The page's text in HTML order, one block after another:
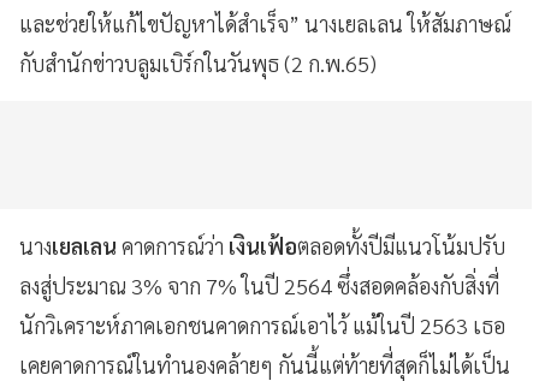
และช่วยให้แก้ไขปัญหาได้สำเร็จ” นางเยลเลน ให้สัมภาษณ์
กับสำนักข่าวบลูมเบิร์กในวันพุธ (2 ก.พ.65)
นางเยลเลน คาดการณ์ว่า เงินเฟ้อตลอดทั้งปีมีแนวโน้มปรับ
ลงสู่ประมาณ 3% จาก 7% ในปี 2564 ซึ่งสอดคล้องกับสิ่งที่
นักวิเคราะห์ภาคเอกชนคาดการณ์เอาไว้ แม้ในปี 2563 เธอ
เคยคาดการณ์ในทำนองคล้ายๆ กันนี้แต่ท้ายที่สุดก็ไม่ได้เป็น